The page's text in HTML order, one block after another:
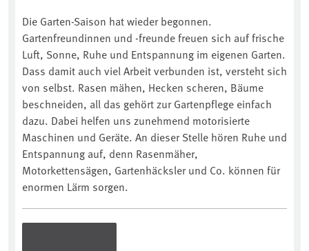
Die Garten-Saison hat wieder begonnen.
Gartenfreundinnen und -freunde freuen sich auf frische
Luft, Sonne, Ruhe und Entspannung im eigenen Garten.
Dass damit auch viel Arbeit verbunden ist, versteht sich
von selbst. Rasen mähen, Hecken scheren, Bäume
beschneiden, all das gehört zur Gartenpflege einfach
dazu. Dabei helfen uns zunehmend motorisierte
Maschinen und Geräte. An dieser Stelle hören Ruhe und
Entspannung auf, denn Rasenmäher,
Motorkettensägen, Gartenhäcksler und Co. können für
enormen Lärm sorgen.